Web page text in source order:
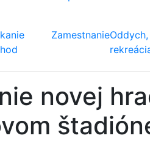
ZamestnanieOddych,
novej